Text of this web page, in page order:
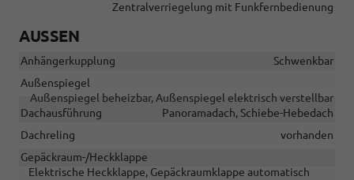
Zentralverriegelung mit Funkfernbedienung
AUSSEN
Anhängerkupplung
Schwenkbar
Außenspiegel
Außenspiegel beheizbar, Außenspiegel elektrisch verstellbar
Dachausführung
Panoramadach, Schiebe-Hebedach
Dachreling
vorhanden
Gepäckraum-/Heckklappe
Elektrische Heckklappe, Gepäckraumklappe automatisch